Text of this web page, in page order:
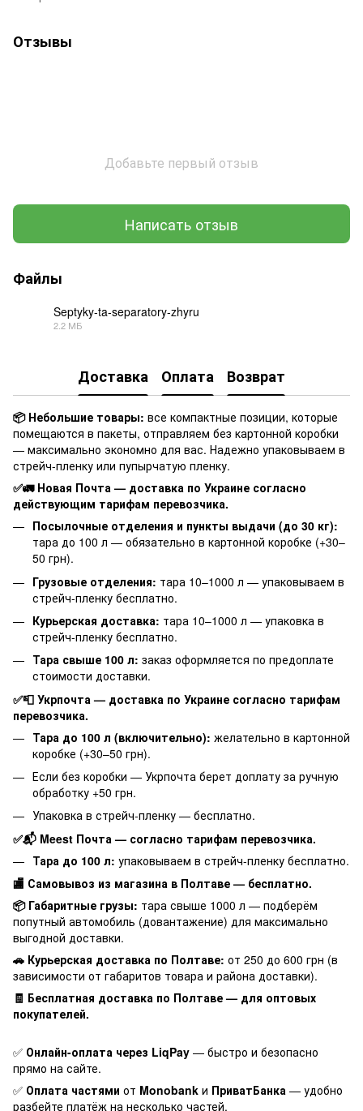
Отзывы
Добавьте первый отзыв
Написать отзыв
Файлы
Septyky-ta-separatory-zhyru
2.2 МБ
Доставка Оплата Возврат
📦 Небольшие товары: все компактные позиции, которые
помещаются в пакеты, отправляем без картонной коробки
— максимально экономно для вас. Надежно упаковываем в
стрейч-пленку или пупырчатую пленку.
✅🚛 Новая Почта — доставка по Украине согласно
действующим тарифам перевозчика.
Посылочные отделения и пункты выдачи (до 30 кг):
тара до 100 л — обязательно в картонной коробке (+30–
50 грн).
Грузовые отделения: тара 10–1000 л — упаковываем в
стрейч-пленку бесплатно.
Курьерская доставка: тара 10–1000 л — упаковка в
стрейч-пленку бесплатно.
Тара свыше 100 л: заказ оформляется по предоплате
стоимости доставки.
✅📮 Укрпочта — доставка по Украине согласно тарифам
перевозчика.
Тара до 100 л (включительно): желательно в картонной
коробке (+30–50 грн).
Если без коробки — Укрпочта берет доплату за ручную
обработку +50 грн.
Упаковка в стрейч-пленку — бесплатно.
✅📬 Meest Почта — согласно тарифам перевозчика.
Тара до 100 л: упаковываем в стрейч-пленку бесплатно.
🏬 Самовывоз из магазина в Полтаве — бесплатно.
📦 Габаритные грузы: тара свыше 1000 л — подберём
попутный автомобиль (довантажение) для максимально
выгодной доставки.
🚗 Курьерская доставка по Полтаве: от 250 до 600 грн (в
зависимости от габаритов товара и района доставки).
🧾 Бесплатная доставка по Полтаве — для оптовых
покупателей.
✅ Онлайн-оплата через LiqPay — быстро и безопасно
прямо на сайте.
✅ Оплата частями от Monobank и ПриватБанка — удобно
разбейте платёж на несколько частей.